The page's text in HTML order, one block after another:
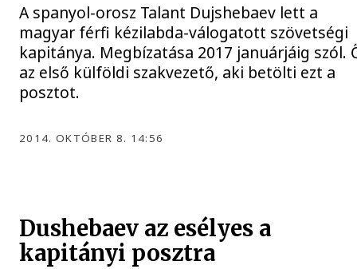
A spanyol-orosz Talant Dujshebaev lett a
magyar férfi kézilabda-válogatott szövetségi
kapitánya. Megbízatása 2017 januárjáig szól.
az első külföldi szakvezető, aki betölti ezt a
posztot.
2014. OKTÓBER 8. 14:56
Dushebaev az esélyes a
kapitányi posztra